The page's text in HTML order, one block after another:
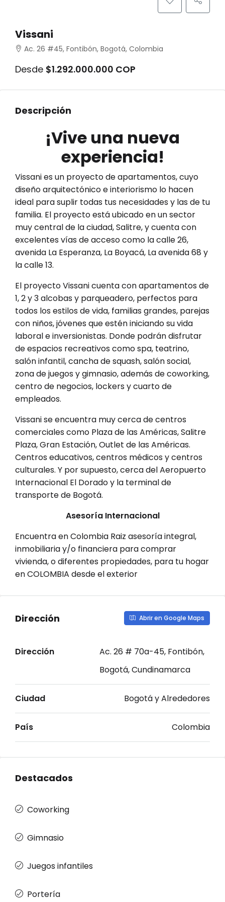
Vissani
Ac. 26 #45, Fontibón, Bogotá, Colombia
Desde $1.292.000.000 COP
Descripción
¡Vive una nueva
experiencia!
Vissani es un proyecto de apartamentos, cuyo
diseño arquitectónico e interiorismo lo hacen
ideal para suplir todas tus necesidades y las de tu
familia. El proyecto está ubicado en un sector
muy central de la ciudad, Salitre, y cuenta con
excelentes vías de acceso como la calle 26,
avenida La Esperanza, La Boyacá, La avenida 68 y
la calle 13.
El proyecto Vissani cuenta con apartamentos de
1, 2 y 3 alcobas y parqueadero, perfectos para
todos los estilos de vida, familias grandes, parejas
con niños, jóvenes que estén iniciando su vida
laboral e inversionistas. Donde podrán disfrutar
de espacios recreativos como spa, teatrino,
salón infantil, cancha de squash, salón social,
zona de juegos y gimnasio, además de coworking,
centro de negocios, lockers y cuarto de
empleados.
Vissani se encuentra muy cerca de centros
comerciales como Plaza de las Américas, Salitre
Plaza, Gran Estación, Outlet de las Américas.
Centros educativos, centros médicos y centros
culturales. Y por supuesto, cerca del Aeropuerto
Internacional El Dorado y la terminal de
transporte de Bogotá.
Asesoría Internacional
Encuentra en Colombia Raiz asesoría integral,
inmobiliaria y/o financiera para comprar
vivienda, o diferentes propiedades, para tu hogar
en COLOMBIA desde el exterior
Dirección Abrir en Google Maps
Dirección
Ac. 26 # 70a-45, Fontibón,
Bogotá, Cundinamarca
Ciudad Bogotá y Alrededores
País Colombia
Destacados
Coworking
Gimnasio
Juegos infantiles
Portería